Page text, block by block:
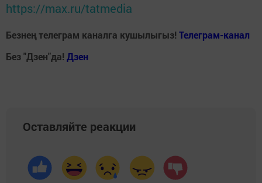
https://max.ru/tatmedia
Безнең телеграм каналга кушылыгыз! Телеграм-канал
Без "Дзен"да! Дзен
Оставляйте реакции